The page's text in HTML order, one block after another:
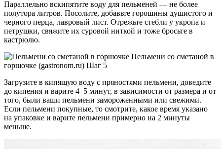
Параллельно вскипятите воду для пельменей — не более
полутора литров. Посолите, добавьте горошины душистого и
черного перца, лавровый лист. Отрежьте стебли у укропа и
петрушки, свяжите их суровой ниткой и тоже бросьте в
кастрюлю.
Пельмени со сметаной в
горшочке (gastronom.ru) Шаг 5
Загрузите в кипящую воду с пряностями пельмени, доведите
до кипения и варите 4–5 минут, в зависимости от размера и от
того, были ваши пельмени замороженными или свежими.
Если пельмени покупные, то смотрите, какое время указано
на упаковке и варите пельмени примерно на 2 минуты
меньше.